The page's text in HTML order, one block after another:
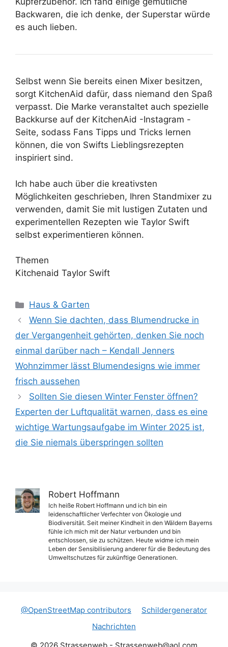
Backwaren, die ich denke, der Superstar würde
es auch lieben.
Selbst wenn Sie bereits einen Mixer besitzen,
sorgt KitchenAid dafür, dass niemand den Spaß
verpasst. Die Marke veranstaltet auch spezielle
Backkurse auf der KitchenAid -Instagram -
Seite, sodass Fans Tipps und Tricks lernen
können, die von Swifts Lieblingsrezepten
inspiriert sind.
Ich habe auch über die kreativsten
Möglichkeiten geschrieben, Ihren Standmixer zu
verwenden, damit Sie mit lustigen Zutaten und
experimentellen Rezepten wie Taylor Swift
selbst experimentieren können.
Themen
Kitchenaid Taylor Swift
Kategorien
Haus & Garten
Wenn Sie dachten, dass Blumendrucke in
der Vergangenheit gehörten, denken Sie noch
einmal darüber nach – Kendall Jenners
Wohnzimmer lässt Blumendesigns wie immer
frisch aussehen
Sollten Sie diesen Winter Fenster öffnen?
Experten der Luftqualität warnen, dass es eine
wichtige Wartungsaufgabe im Winter 2025 ist,
die Sie niemals überspringen sollten
Robert Hoffmann
Ich heiße Robert Hoffmann und ich bin ein
leidenschaftlicher Verfechter von Ökologie und
Biodiversität. Seit meiner Kindheit in den Wäldern Bayerns
fühle ich mich mit der Natur verbunden und bin
entschlossen, sie zu schützen. Heute widme ich mein
Leben der Sensibilisierung anderer für die Bedeutung des
Umweltschutzes für zukünftige Generationen.
@OpenStreetMap contributors
Schildergenerator
Nachrichten